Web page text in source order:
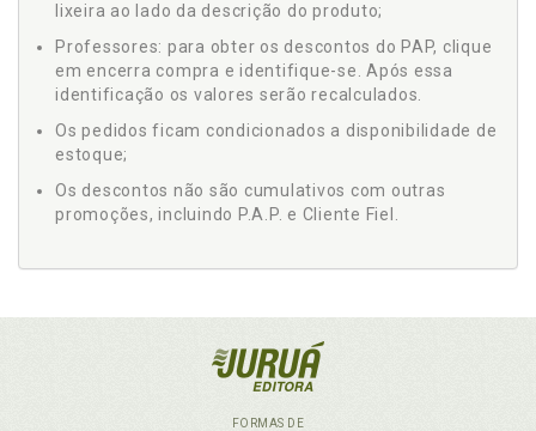
lixeira ao lado da descrição do produto;
Professores: para obter os descontos do PAP, clique
em encerra compra e identifique-se. Após essa
identificação os valores serão recalculados.
Os pedidos ficam condicionados a disponibilidade de
estoque;
Os descontos não são cumulativos com outras
promoções, incluindo P.A.P. e Cliente Fiel.
FORMAS DE